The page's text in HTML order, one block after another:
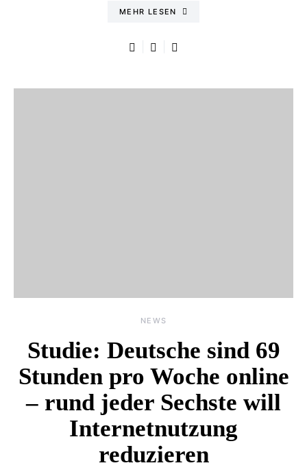
MEHR LESEN
NEWS
Studie: Deutsche sind 69
Stunden pro Woche online
– rund jeder Sechste will
Internetnutzung
reduzieren